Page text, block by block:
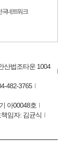
국네트워크
산법조타운 1004
482-3765
아00048호
임자: 김균식